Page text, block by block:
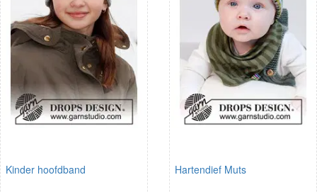
Kinder hoofdband Hartendief Muts